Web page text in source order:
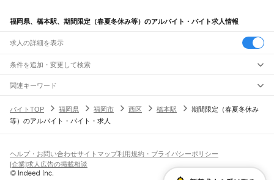
福岡県、橋本駅、期間限定（春夏冬休み等）のアルバイト・バイト求人情報
求人の詳細を表示
条件を追加・変更して検索
市区町村を追加・変更
福岡県すべて
北九州市 すべて
東区博多区中央区南区西区城南区早良区
大牟田市 八女市
駅を追加・変更
JR博多南線
博多駅博多南駅
職種を追加・変更
飲食・フードサービスすべて
ホールスタッフキッチンスタッフ
パン屋（ベーカリー）
バー（BAR）・バーテンダー
人気
日払いOK高校生歓迎 髪型・髪色自由
雇用形態を追加・変更
関連キーワード
バイトTOP
福岡県 福岡市 西区 橋本駅
期間限定（春夏冬休み
等）のアルバイト・バイト・求人
ヘルプ・お問い合わせサイトマップ利用規約・プライバシーポリシー
[企業]求人広告の掲載相談